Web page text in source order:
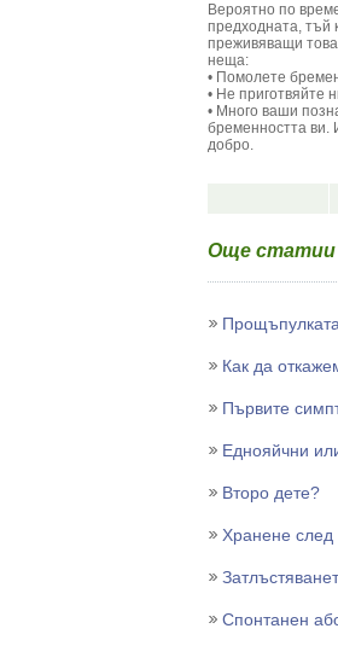
Вероятно по
предходната, тъй
преживяващи
неща:
• Помолете
• Не приготвяйте
• Много ваши
бременността ви.
добро.
Още статии
Как да
Първите
Еднояйчни
Второ дете?
Хранене след
Спонтанен